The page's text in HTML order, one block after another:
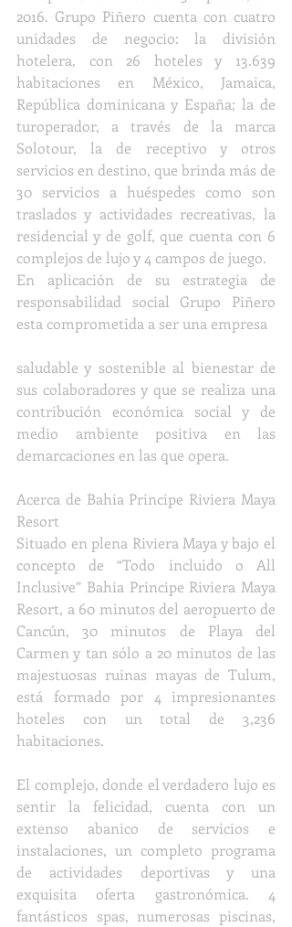
2016. Grupo Piñero cuenta con cuatro
unidades de negocio: la división
hotelera, con 26 hoteles y 13.639
habitaciones en México, Jamaica,
República dominicana y España; la de
turoperador, a través de la marca
Solotour, la de receptivo y otros
servicios en destino, que brinda más de
30 servicios a huéspedes como son
traslados y actividades recreativas, la
residencial y de golf, que cuenta con 6
complejos de lujo y 4 campos de juego.
En aplicación de su estrategia de
responsabilidad social Grupo Piñero
esta comprometida a ser una empresa
saludable y sostenible al bienestar de
sus colaboradores y que se realiza una
contribución económica social y de
medio ambiente positiva en las
demarcaciones en las que opera.
Acerca de Bahia Principe Riviera Maya
Resort
Situado en plena Riviera Maya y bajo el
concepto de “Todo incluido o All
Inclusive” Bahia Principe Riviera Maya
Resort, a 60 minutos del aeropuerto de
Cancún, 30 minutos de Playa del
Carmen y tan sólo a 20 minutos de las
majestuosas ruinas mayas de Tulum,
está formado por 4 impresionantes
hoteles con un total de 3,236
habitaciones.
El complejo, donde el verdadero lujo es
sentir la felicidad, cuenta con un
extenso abanico de servicios e
instalaciones, un completo programa
de actividades deportivas y una
exquisita oferta gastronómica. 4
fantásticos spas, numerosas piscinas,